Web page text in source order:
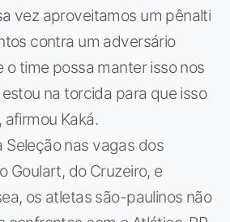
vez aproveitamos um pênalti
contra um adversário
o time possa manter isso nos
na torcida para que isso
Kaká.
Seleção nas vagas dos
Goulart, do Cruzeiro, e
os atletas são-paulinos não